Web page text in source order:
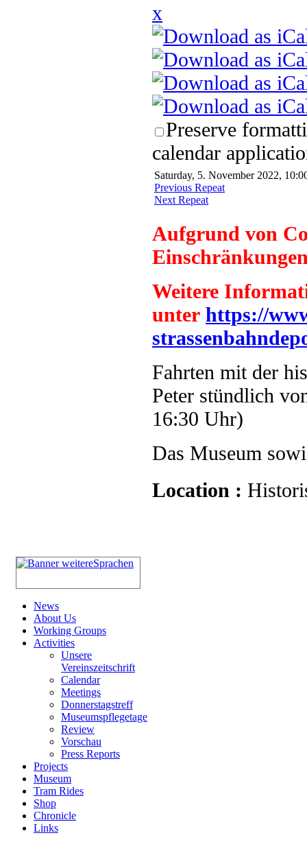
x
Preserve
calendar
Saturday, 5. November 2022,
Previous Repeat
Next Repeat
Aufgrund von
Weitere
unter https://
Fahrten mit der
Peter stündlich
16:30 Uhr)
Das Museum
Location :
News
About Us
Working Groups
Activities
Unsere
Vereinszeitschrift
Calendar
Meetings
Donnerstagstreff
Museumspflegetage
Review
Vorschau
Press Reports
Projects
Museum
Tram Rides
Shop
Chronicle
Links